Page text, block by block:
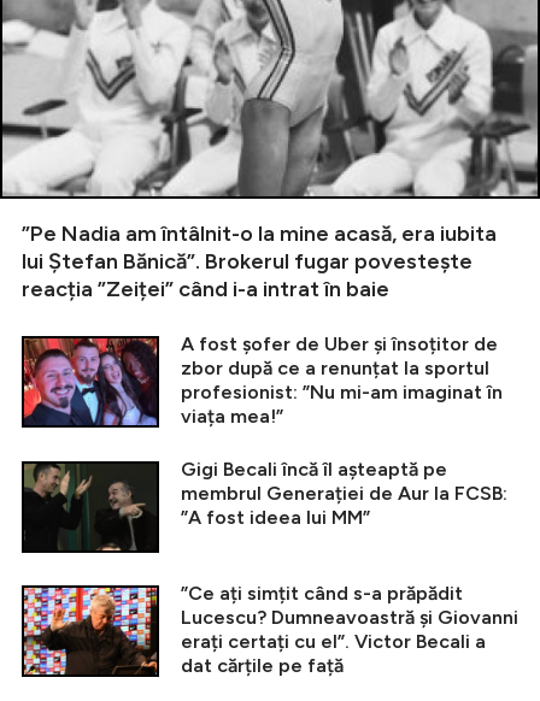
”Pe Nadia am întâlnit-o la mine acasă, era iubita
lui Ștefan Bănică”. Brokerul fugar povestește
reacția ”Zeiței” când i-a intrat în baie
A fost șofer de Uber și însoțitor de
zbor după ce a renunțat la sportul
profesionist: ”Nu mi-am imaginat în
viața mea!”
Gigi Becali încă îl așteaptă pe
membrul Generației de Aur la FCSB:
”A fost ideea lui MM”
”Ce ați simțit când s-a prăpădit
Lucescu? Dumneavoastră și Giovanni
erați certați cu el”. Victor Becali a
dat cărțile pe față